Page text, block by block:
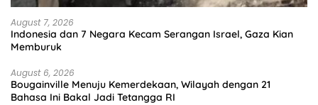
August 7, 2026
Indonesia dan 7 Negara Kecam Serangan Israel, Gaza Kian
Memburuk
August 6, 2026
Bougainville Menuju Kemerdekaan, Wilayah dengan 21
Bahasa Ini Bakal Jadi Tetangga RI